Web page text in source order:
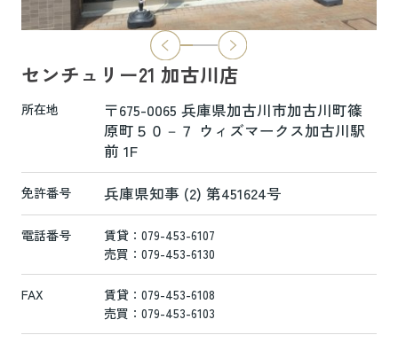
2026.06.29
本日より新ホームページへ完全移行にな
新ホームページは検索も楽々♪スマホに
も対応済！
より見やすくなっております！
是非一度ご覧ください(^^♪
センチュリー21 加古川店
所在地
〒675-0065 兵庫県加古川市加古川町篠
原町５０－７ ウィズマークス加古川駅
前 1F
免許番号 兵庫県知事 (2) 第451624号
電話番号
賃貸：079-453-6107
売買：079-453-6130
FAX
賃貸：079-453-6108
売買：079-453-6103